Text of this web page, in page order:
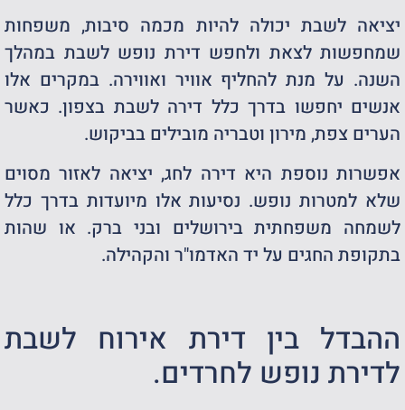
יציאה לשבת יכולה להיות מכמה סיבות, משפחות
שמחפשות לצאת ולחפש דירת נופש לשבת במהלך
השנה. על מנת להחליף אוויר ואווירה. במקרים אלו
אנשים יחפשו בדרך כלל דירה לשבת בצפון. כאשר
הערים צפת, מירון וטבריה מובילים בביקוש.
אפשרות נוספת היא דירה לחג, יציאה לאזור מסוים
שלא למטרות נופש. נסיעות אלו מיועדות בדרך כלל
לשמחה משפחתית בירושלים ובני ברק. או שהות
בתקופת החגים על יד האדמו"ר והקהילה.
ההבדל בין דירת אירוח לשבת
לדירת נופש לחרדים.